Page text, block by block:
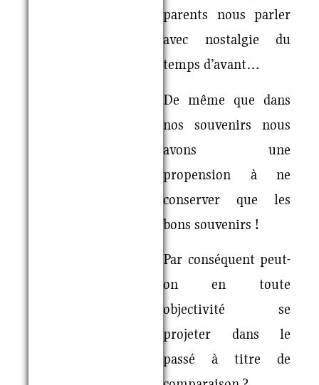
parents nous parler
avec nostalgie du
temps d’avant…
De même que dans
nos souvenirs nous
avons une
propension à ne
conserver que les
bons souvenirs !
Par conséquent peut-
on en toute
objectivité se
projeter dans le
passé à titre de